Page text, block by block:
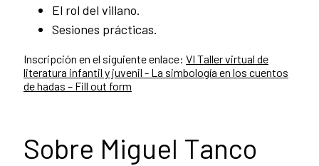
El rol del villano.
Sesiones prácticas.
Inscripción en el siguiente enlace: VI Taller virtual de
literatura infantil y juvenil - La simbología en los cuentos
de hadas – Fill out form
Sobre Miguel Tanco